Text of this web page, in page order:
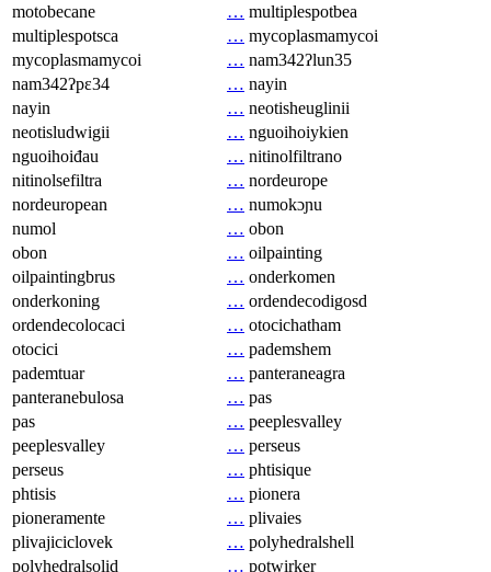
motobecane
… multiplespotbea
multiplespotsca
… mycoplasmamycoi
mycoplasmamycoi
… nam342ʔlun35
nam342ʔpɛ34
… nayin
nayin
… neotisheuglinii
neotisludwigii
… nguoihoiykien
nguoihoiđau
… nitinolfiltrano
nitinolsefiltra
… nordeurope
nordeuropean
… numokɔɲu
numol
… obon
obon
… oilpainting
oilpaintingbrus
… onderkomen
onderkoning
… ordendecodigosd
ordendecolocaci
… otocichatham
otocici
… pademshem
pademtuar
… panteraneagra
panteranebulosa
… pas
pas
… peeplesvalley
peeplesvalley
… perseus
perseus
… phtisique
phtisis
… pionera
pioneramente
… plivaies
plivajiciclovek
… polyhedralshell
polyhedralsolid
… potwirker